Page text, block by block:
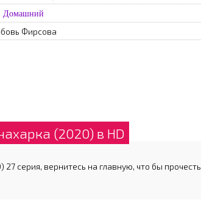
Домашний
Фирсова
(2020) в HD
серия, вернитесь на главную, что бы прочесть